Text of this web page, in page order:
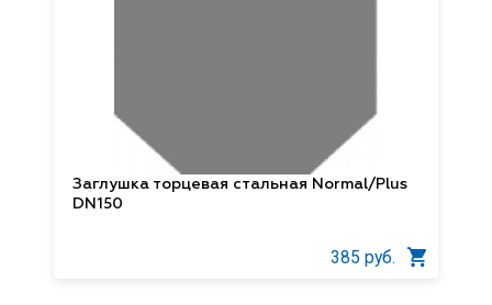
Заглушка торцевая стальная Normal/Plus
DN150
385 руб.